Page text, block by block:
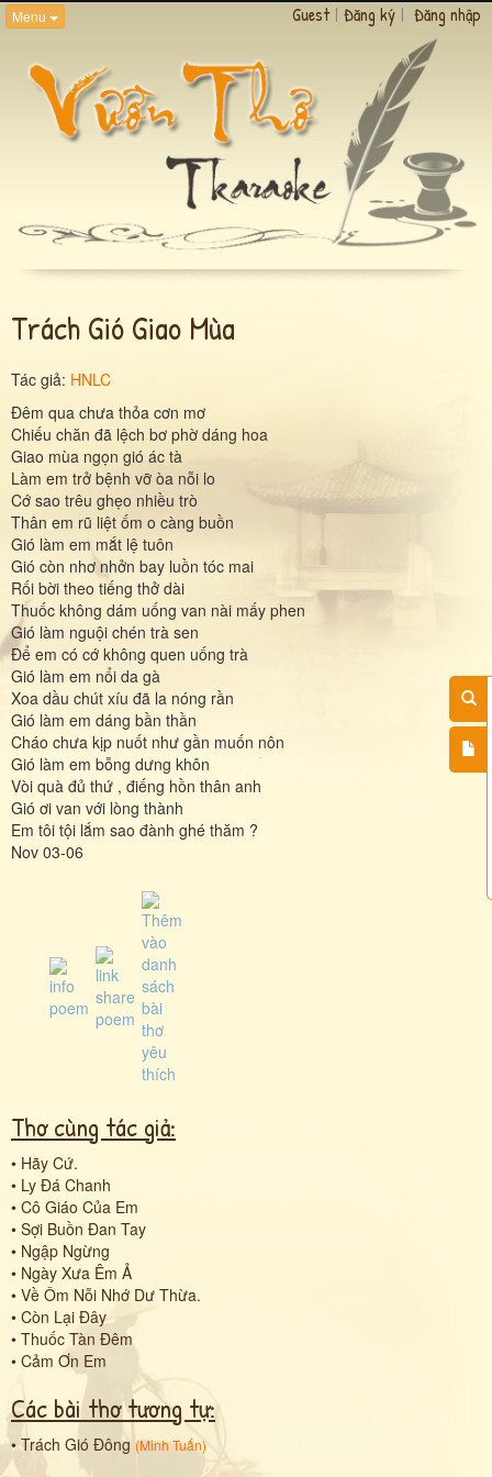
Menu Guest | Đăng ký | Đăng nhập
Trách Gió Giao Mùa
Tác giả: HNLC
Đêm qua chưa thỏa cơn mơ
Chiếu chăn đã lệch bơ phờ dáng hoa
Giao mùa ngọn gió ác tà
Làm em trở bệnh vỡ òa nỗi lo
Cớ sao trêu ghẹo nhiều trò
Thân em rũ liệt ốm o càng buồn
Gió làm em mắt lệ tuôn
Gió còn nhơ nhởn bay luồn tóc mai
Rối bời theo tiếng thở dài
Thuốc không dám uống van nài mấy phen
Gió làm nguội chén trà sen
Để em có cớ không quen uống trà
Gió làm em nổi da gà
Xoa dầu chút xíu đã la nóng rần
Gió làm em dáng bần thần
Cháo chưa kịp nuốt như gần muốn nôn
Gió làm em bỗng dưng khôn
Vòi quà đủ thứ , điếng hồn thân anh
Gió ơi van với lòng thành
Em tôi tội lắm sao đành ghé thăm ?
Nov 03-06
Thơ cùng tác giả:
• Hãy Cứ.
• Ly Đá Chanh
• Cô Giáo Của Em
• Sợi Buồn Đan Tay
• Ngập Ngừng
• Ngày Xưa Êm Ả
• Về Ôm Nỗi Nhớ Dư Thừa.
• Còn Lại Đây
• Thuốc Tàn Đêm
• Cảm Ơn Em
Các bài thơ tương tự:
•Trách Gió Đông (Minh Tuấn)